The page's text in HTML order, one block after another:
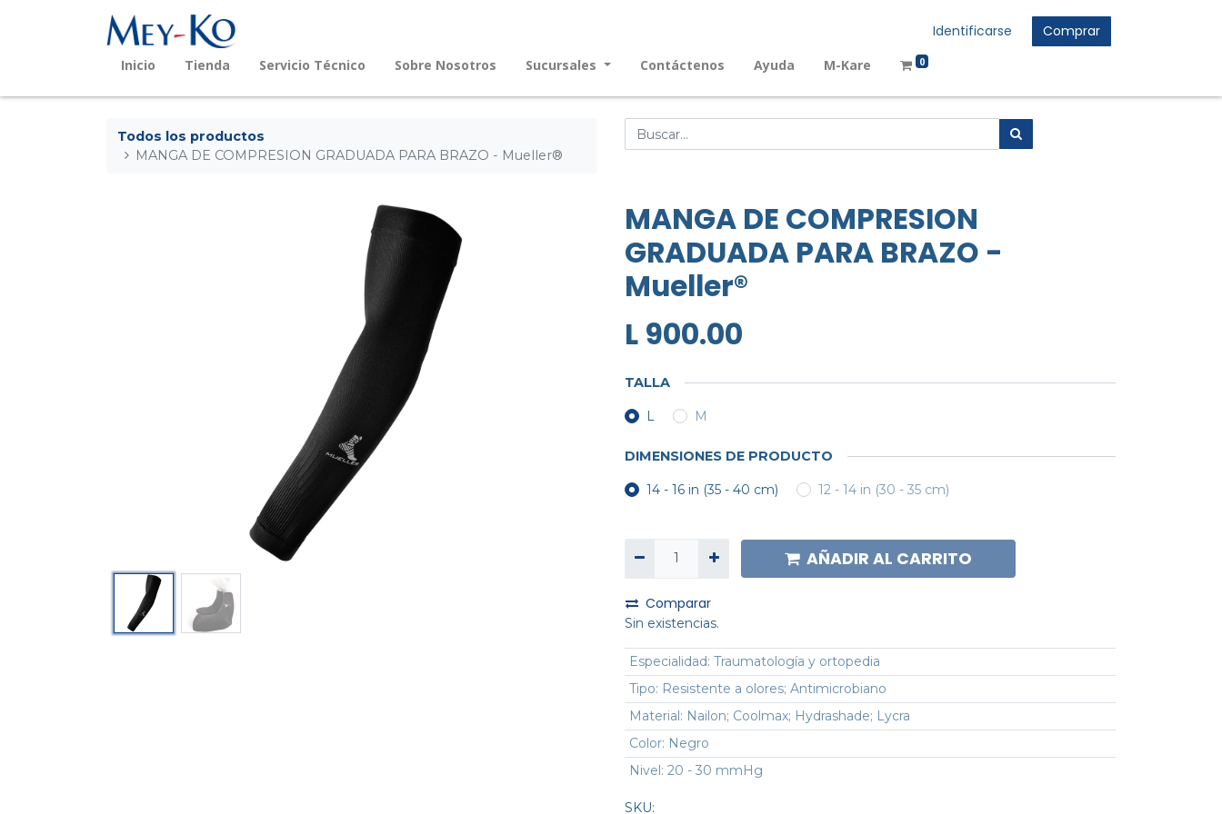
Identificarse Comprar
Inicio Tienda Servicio Técnico Sobre Nosotros Sucursales Contáctenos Ayuda M-Kare 0
Todos los productos
MANGA DE COMPRESION GRADUADA PARA BRAZO - Mueller®
MANGA DE COMPRESION
GRADUADA PARA BRAZO -
Mueller®
L 900.00
TALLA
L M
DIMENSIONES DE PRODUCTO
14 - 16 in (35 - 40 cm) 12 - 14 in (30 - 35 cm)
AÑADIR AL CARRITO
Comparar
Sin existencias.
Especialidad: Traumatología y ortopedia
Tipo: Resistente a olores; Antimicrobiano
Material: Nailon; Coolmax; Hydrashade; Lycra
Color: Negro
Nivel: 20 - 30 mmHg
SKU: